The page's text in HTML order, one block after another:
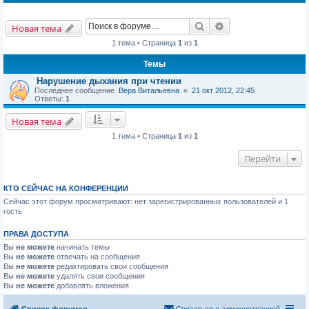
Новая тема Поиск
1 тема • Страница 1 из 1
Темы
Нарушение дыхания при чтении
Последнее сообщение Вера Витальевна « 21 окт 2012, 22:45
Ответы: 1
Новая тема
1 тема • Страница 1 из 1
Перейти
КТО СЕЙЧАС НА КОНФЕРЕНЦИИ
Сейчас этот форум просматривают: нет зарегистрированных пользователей и 1
гость
ПРАВА ДОСТУПА
Вы не можете начинать темы
Вы не можете отвечать на сообщения
Вы не можете редактировать свои сообщения
Вы не можете удалять свои сообщения
Вы не можете добавлять вложения